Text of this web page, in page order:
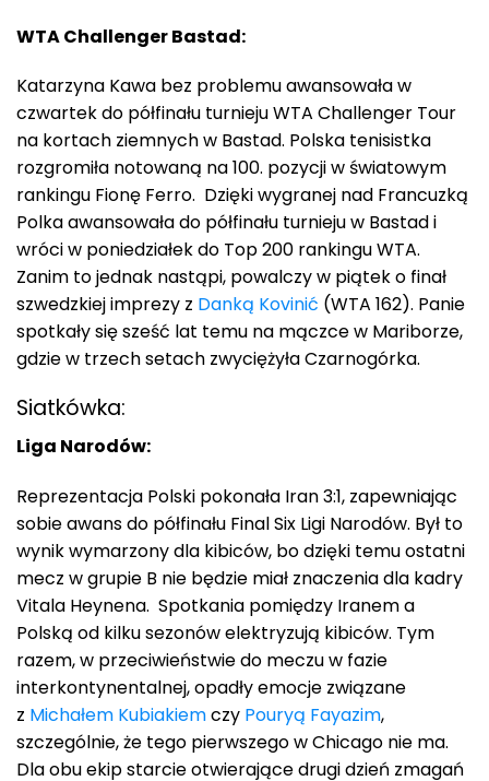
WTA Challenger Bastad:
Katarzyna Kawa bez problemu awansowała w
czwartek do półfinału turnieju WTA Challenger Tour
na kortach ziemnych w Bastad. Polska tenisistka
rozgromiła notowaną na 100. pozycji w światowym
rankingu Fionę Ferro. Dzięki wygranej nad Francuzką
Polka awansowała do półfinału turnieju w Bastad i
wróci w poniedziałek do Top 200 rankingu WTA.
Zanim to jednak nastąpi, powalczy w piątek o finał
szwedzkiej imprezy z Danką Kovinić (WTA 162). Panie
spotkały się sześć lat temu na mączce w Mariborze,
gdzie w trzech setach zwyciężyła Czarnogórka.
Siatkówka:
Liga Narodów:
Reprezentacja Polski pokonała Iran 3:1, zapewniając
sobie awans do półfinału Final Six Ligi Narodów. Był to
wynik wymarzony dla kibiców, bo dzięki temu ostatni
mecz w grupie B nie będzie miał znaczenia dla kadry
Vitala Heynena. Spotkania pomiędzy Iranem a
Polską od kilku sezonów elektryzują kibiców. Tym
razem, w przeciwieństwie do meczu w fazie
interkontynentalnej, opadły emocje związane
z Michałem Kubiakiemczy Pouryą Fayazim,
szczególnie, że tego pierwszego w Chicago nie ma.
Dla obu ekip starcie otwierające drugi dzień zmagań